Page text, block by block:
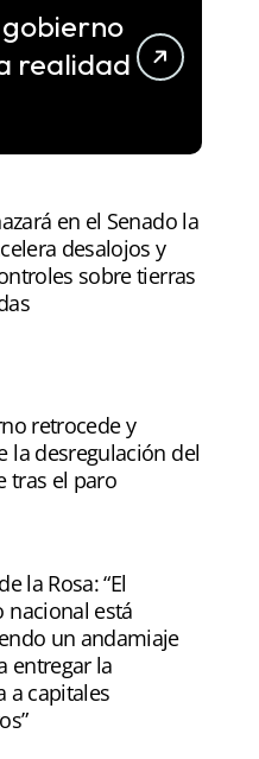
realidad
en el Senado la
desalojos y
sobre tierras
retrocede y
la desregulación del
tras el paro
la Rosa: “El
nacional está
un andamiaje
entregar la
a capitales